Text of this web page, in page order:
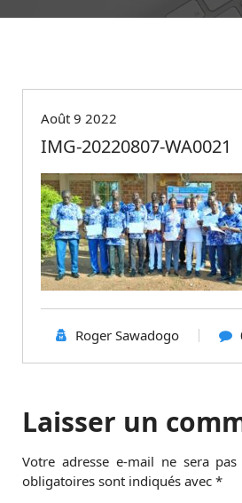
Août 9 2022
IMG-20220807-WA0021
Roger Sawadogo
Laisser un
Votre adresse e-mail ne sera pas
obligatoires sont indiqués avec *